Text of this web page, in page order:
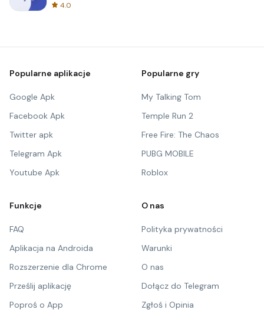
4.0
Popularne aplikacje
Google Apk
Facebook Apk
Twitter apk
Telegram Apk
Youtube Apk
Popularne gry
My Talking Tom
Temple Run 2
Free Fire: The Chaos
PUBG MOBILE
Roblox
Funkcje
FAQ
Aplikacja na Androida
Rozszerzenie dla Chrome
Prześlij aplikację
Poproś o App
O nas
Polityka prywatności
Warunki
O nas
Dołącz do Telegram
Zgłoś i Opinia